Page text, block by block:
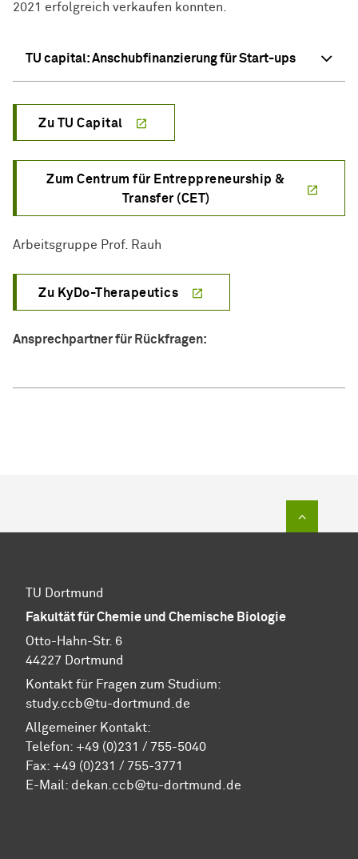
2021 erfolgreich verkaufen konnten.
TU capital: Anschubfinanzierung für Start-ups
Zu TU Capital
Zum Centrum für Entreppreneurship &
Transfer (CET)
Arbeitsgruppe Prof. Rauh
Zu KyDo-Therapeutics
Ansprechpartner für Rückfragen:
TU Dortmund
Fakultät für Chemie und Chemische Biologie
Otto-Hahn-Str. 6
44227 Dortmund
Kontakt für Fragen zum Studium:
study.ccb@tu-dortmund.de
Allgemeiner Kontakt:
Telefon: +49 (0)231 / 755-5040
Fax: +49 (0)231 / 755-3771
E-Mail: dekan.ccb@tu-dortmund.de